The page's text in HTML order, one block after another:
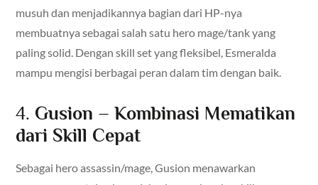
musuh dan menjadikannya bagian dari HP-nya
membuatnya sebagai salah satu hero mage/tank yang
paling solid. Dengan skill set yang fleksibel, Esmeralda
mampu mengisi berbagai peran dalam tim dengan baik.
4. Gusion – Kombinasi Mematikan
dari Skill Cepat
Sebagai hero assassin/mage, Gusion menawarkan